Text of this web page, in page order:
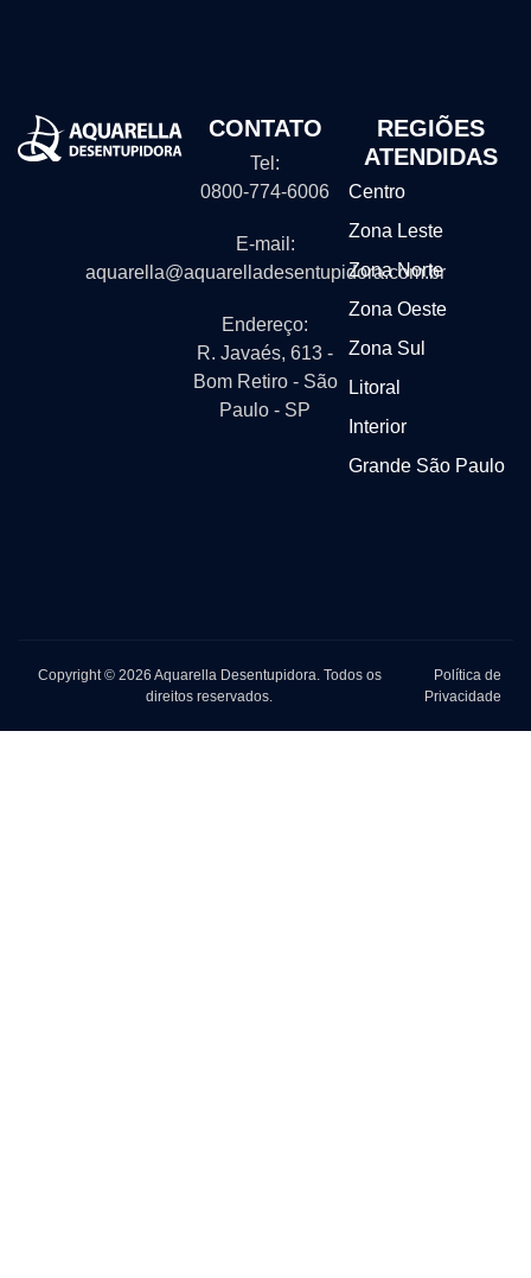
CONTATO
Tel:
0800-774-6006
E-mail:
aquarella@aquarelladesentupidora.com.br
Endereço:
R. Javaés, 613 -
Bom Retiro - São
Paulo - SP
REGIÕES
ATENDIDAS
Centro
Zona Leste
Zona Norte
Zona Oeste
Zona Sul
Litoral
Interior
Grande São Paulo
Copyright © 2026 Aquarella Desentupidora. Todos os
direitos reservados.
Política de
Privacidade